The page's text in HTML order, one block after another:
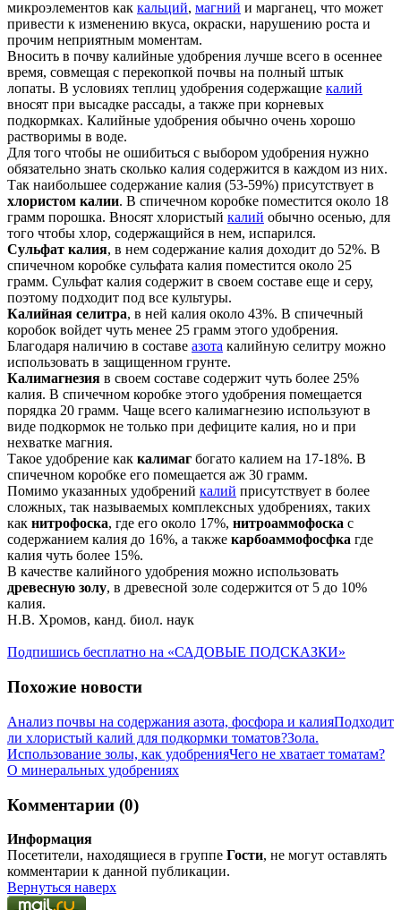
микроэлементов как кальций, магний и марганец, что может
привести к изменению вкуса, окраски, нарушению роста и
прочим неприятным моментам.
Вносить в почву калийные удобрения лучше всего в осеннее
время, совмещая с перекопкой почвы на полный штык
лопаты. В условиях теплиц удобрения содержащие калий
вносят при высадке рассады, а также при корневых
подкормках. Калийные удобрения обычно очень хорошо
растворимы в воде.
Для того чтобы не ошибиться с выбором удобрения нужно
обязательно знать сколько калия содержится в каждом из них.
Так наибольшее содержание калия (53-59%) присутствует в
хлористом калии. В спичечном коробке поместится около 18
грамм порошка. Вносят хлористый калий обычно осенью, для
того чтобы хлор, содержащийся в нем, испарился.
Сульфат калия, в нем содержание калия доходит до 52%. В
спичечном коробке сульфата калия поместится около 25
грамм. Сульфат калия содержит в своем составе еще и серу,
поэтому подходит под все культуры.
Калийная селитра, в ней калия около 43%. В спичечный
коробок войдет чуть менее 25 грамм этого удобрения.
Благодаря наличию в составе азота калийную селитру можно
использовать в защищенном грунте.
Калимагнезия в своем составе содержит чуть более 25%
калия. В спичечном коробке этого удобрения помещается
порядка 20 грамм. Чаще всего калимагнезию используют в
виде подкормок не только при дефиците калия, но и при
нехватке магния.
Такое удобрение как калимаг богато калием на 17-18%. В
спичечном коробке его помещается аж 30 грамм.
Помимо указанных удобрений калий присутствует в более
сложных, так называемых комплексных удобрениях, таких
как нитрофоска, где его около 17%, нитроаммофоска с
содержанием калия до 16%, а также карбоаммофосфка где
калия чуть более 15%.
В качестве калийного удобрения можно использовать
древесную золу, в древесной золе содержится от 5 до 10%
калия.
Н.В. Хромов, канд. биол. наук
Подпишись бесплатно на «САДОВЫЕ ПОДСКАЗКИ»
Похожие новости
Анализ почвы на содержания азота, фосфора и калияПодходит
ли хлористый калий для подкормки томатов?Зола.
Использование золы, как удобренияЧего не хватает томатам?
О минеральных удобрениях
Комментарии (0)
Информация
Посетители, находящиеся в группе Гости, не могут оставлять
комментарии к данной публикации.
Вернуться наверх